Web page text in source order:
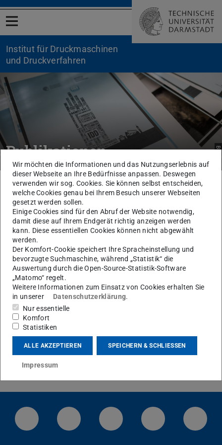
Menü öffnen
Institut für Druckmaschinen
und Druckverfahren
Publikationen Bild: IDD
Sie befinden sich hier:
TU Darmstadt Maschinenbau IDD Publikationen
Hier finden Sie eine Auflistung der
Veröffentlichungen des IDD.
KONTAKT
Fehler beim Laden der Daten
Beim Laden der Publikationsdaten von
TUbiblio
Fehler aufgetreten. Bitte versuchen Sie es zu einem
späteren Zeitpunkt erneut.
LinkedIn-Seite der TU Darmstadt
Instagram-Kanal der TU
Bluesky-Kanal der TU
Facebook-
Wir möchten die Informationen und das Nutzungserlebnis auf
dieser Webseite an Ihre Bedürfnisse anpassen. Deswegen
verwenden wir sog. Cookies. Sie können selbst entscheiden,
welche Cookies genau bei Ihrem Besuch unserer Webseiten
gesetzt werden sollen.
Einige Cookies sind für den Abruf der Website notwendig,
damit diese auf Ihrem Endgerät richtig anzeigen werden
kann. Diese essentiellen Cookies können nicht abgewählt
werden.
Der Komfort-Cookie speichert Ihre Spracheinstellung und
bevorzugte Suchmaschine, während „Statistik“ die
Auswertung durch die Open-Source-Statistik-Software
„Matomo“ regelt.
Weitere Informationen zum Einsatz von Cookies erhalten Sie
in unserer
Datenschutzerklärung.
Nur essentielle
Komfort
Statistiken
ALLE AKZEPTIEREN SPEICHERN & SCHLIESSEN
Impressum